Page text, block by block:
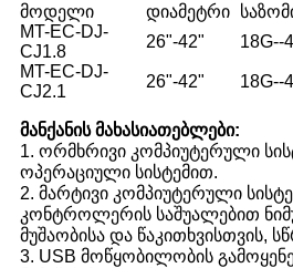
მოდელი დიამეტრი
MT-EC-DJ-
CJ1.8
26"-42" 18G--
MT-EC-DJ-
CJ2.1
26"-42" 18G--
მანქანის მახასიათებლები:
1. ორმხრივი კომპიუტერული
ოპერაციული სისტემით.
2. მარტივი კომპიუტერული
კონტროლერის საშუალებით
მუშაობისა და წაკითხვისთვის,
3. USB მოწყობილობის